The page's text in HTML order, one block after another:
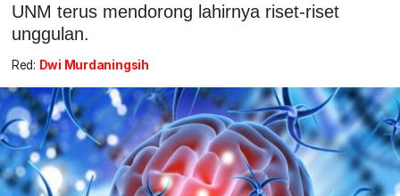
UNM terus mendorong lahirnya riset-riset
unggulan.
Red: Dwi Murdaningsih